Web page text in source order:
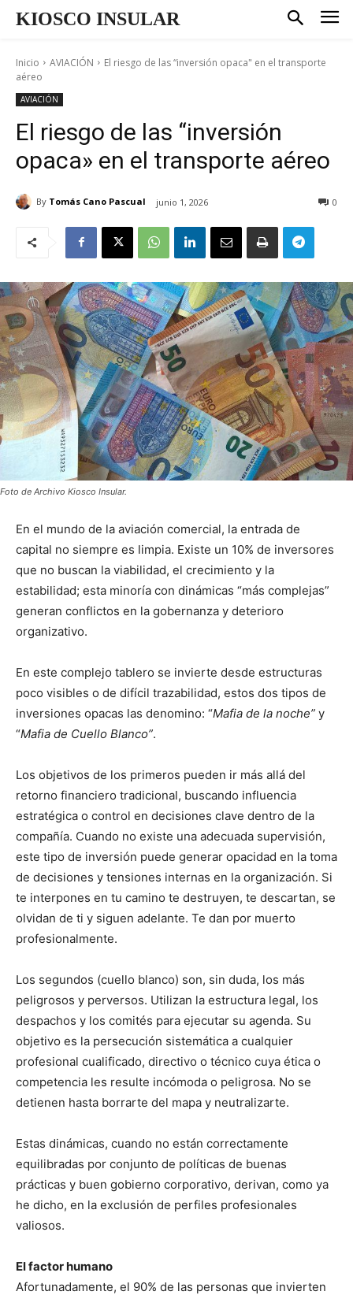
KIOSCO INSULAR
Inicio AVIACIÓN
El riesgo de las “inversión opaca" en el transporte
aéreo
AVIACIÓN
El riesgo de las “inversión
opaca» en el transporte aéreo
By Tomás Cano Pascual junio 1, 2026 0
Foto de Archivo Kiosco Insular.
En el mundo de la aviación comercial, la entrada de
capital no siempre es limpia. Existe un 10% de inversores
que no buscan la viabilidad, el crecimiento y la
estabilidad; esta minoría con dinámicas “más complejas”
generan conflictos en la gobernanza y deterioro
organizativo.
En este complejo tablero se invierte desde estructuras
poco visibles o de difícil trazabilidad, estos dos tipos de
inversiones opacas las denomino: “Mafia de la noche” y
“Mafia de Cuello Blanco”.
Los objetivos de los primeros pueden ir más allá del
retorno financiero tradicional, buscando influencia
estratégica o control en decisiones clave dentro de la
compañía. Cuando no existe una adecuada supervisión,
este tipo de inversión puede generar opacidad en la toma
de decisiones y tensiones internas en la organización. Si
te interpones en tu camino te destruyen, te descartan, se
olvidan de ti y siguen adelante. Te dan por muerto
profesionalmente.
Los segundos (cuello blanco) son, sin duda, los más
peligrosos y perversos. Utilizan la estructura legal, los
despachos y los comités para ejecutar su agenda. Su
objetivo es la persecución sistemática a cualquier
profesional cualificado, directivo o técnico cuya ética o
competencia les resulte incómoda o peligrosa. No se
detienen hasta borrarte del mapa y neutralizarte.
Estas dinámicas, cuando no están correctamente
equilibradas por conjunto de políticas de buenas
prácticas y buen gobierno corporativo, derivan, como ya
he dicho, en la exclusión de perfiles profesionales
valiosos.
El factor humano
Afortunadamente, el 90% de las personas que invierten